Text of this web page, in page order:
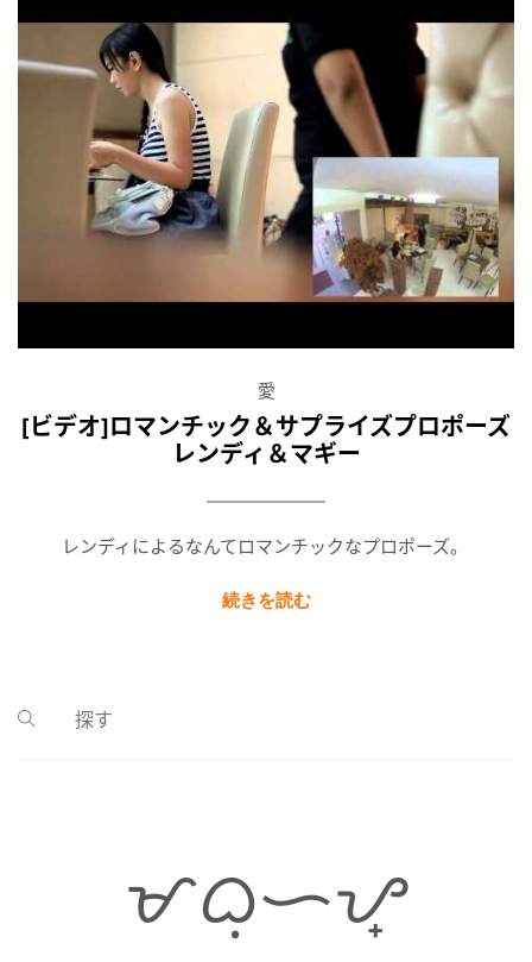
愛
[ビデオ]ロマンチック＆サプライズプロポーズ
レンディ＆マギー
レンディによるなんてロマンチックなプロポーズ。
続きを読む
ᜋᜊᜓᜑᜌ᜔